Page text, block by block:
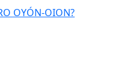
OYÓN-OION?